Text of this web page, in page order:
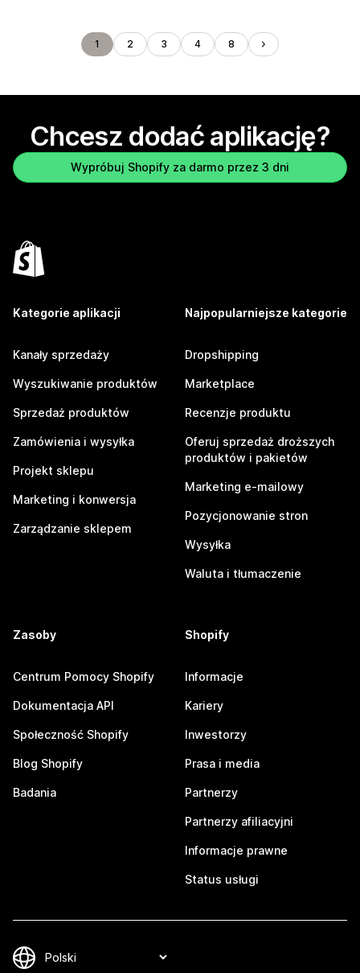
1 2 3 4 8
Chcesz dodać aplikację?
Wypróbuj Shopify za darmo przez 3 dni
Kategorie aplikacji
Kanały sprzedaży
Wyszukiwanie produktów
Sprzedaż produktów
Zamówienia i wysyłka
Projekt sklepu
Marketing i konwersja
Zarządzanie sklepem
Najpopularniejsze kategorie
Dropshipping
Marketplace
Recenzje produktu
Oferuj sprzedaż droższych
produktów i pakietów
Marketing e-mailowy
Pozycjonowanie stron
Wysyłka
Waluta i tłumaczenie
Zasoby
Centrum Pomocy Shopify
Dokumentacja API
Społeczność Shopify
Blog Shopify
Badania
Shopify
Informacje
Kariery
Inwestorzy
Prasa i media
Partnerzy
Partnerzy afiliacyjni
Informacje prawne
Status usługi